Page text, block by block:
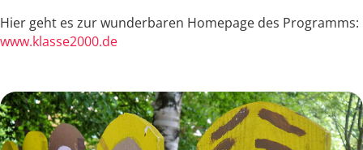
Hier geht es zur wunderbaren Homepage des Programms:
www.klasse2000.de